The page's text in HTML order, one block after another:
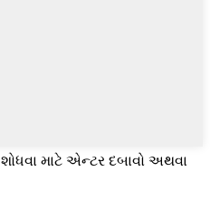
શોધવા માટે એન્ટર દબાવો અથવા